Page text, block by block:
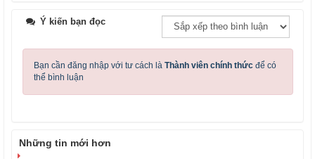
Ý kiến bạn đọc
Bạn cần đăng nhập với tư cách là Thành viên chính thức để có
thể bình luận
Những tin mới hơn